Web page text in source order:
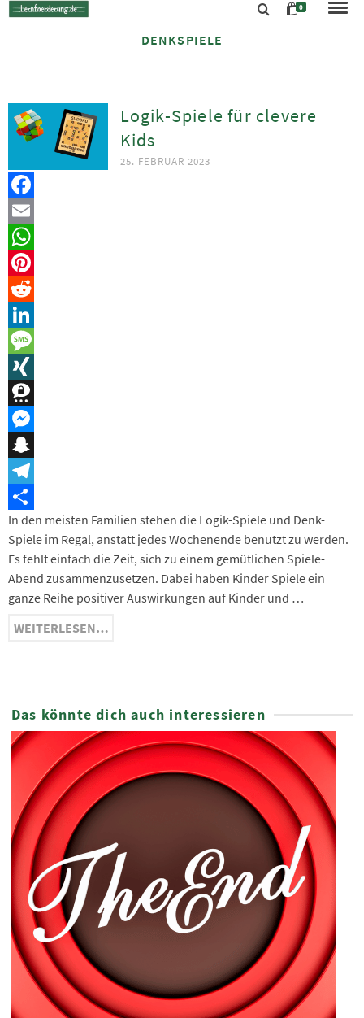
0
DENKSPIELE
Logik-Spiele für clevere
Kids
25. FEBRUAR 2023
Facebook
Email
WhatsApp
Pinterest
Reddit
LinkedIn
Message
XING
Threema
Messenger
Snapchat
Telegram
Teilen
In den meisten Familien stehen die Logik-Spiele und Denk-
Spiele im Regal, anstatt jedes Wochenende benutzt zu werden.
Es fehlt einfach die Zeit, sich zu einem gemütlichen Spiele-
Abend zusammenzusetzen. Dabei haben Kinder Spiele ein
ganze Reihe positiver Auswirkungen auf Kinder und …
WEITERLESEN…
Das könnte dich auch interessieren